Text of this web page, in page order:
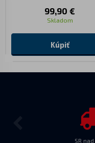
99,90 €
Skladom
Kúpiť
SR nad